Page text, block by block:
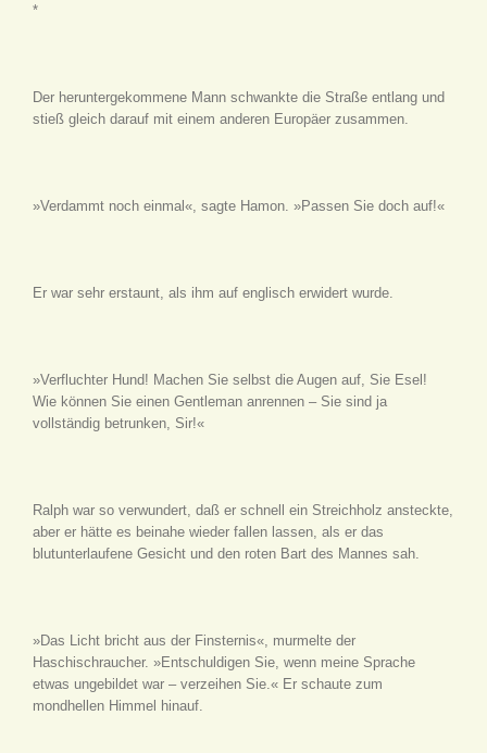
*
Der heruntergekommene Mann schwankte die Straße entlang und
stieß gleich darauf mit einem anderen Europäer zusammen.
»Verdammt noch einmal«, sagte Hamon. »Passen Sie doch auf!«
Er war sehr erstaunt, als ihm auf englisch erwidert wurde.
»Verfluchter Hund! Machen Sie selbst die Augen auf, Sie Esel!
Wie können Sie einen Gentleman anrennen – Sie sind ja
vollständig betrunken, Sir!«
Ralph war so verwundert, daß er schnell ein Streichholz ansteckte,
aber er hätte es beinahe wieder fallen lassen, als er das
blutunterlaufene Gesicht und den roten Bart des Mannes sah.
»Das Licht bricht aus der Finsternis«, murmelte der
Haschischraucher. »Entschuldigen Sie, wenn meine Sprache
etwas ungebildet war – verzeihen Sie.« Er schaute zum
mondhellen Himmel hinauf.